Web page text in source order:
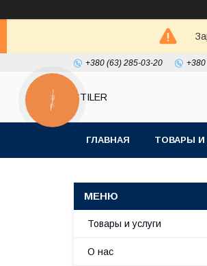
+380 (63) 285-03-20
STILER
ГЛАВНАЯ ТОВАРЫ И
Товары и услуги
О нас
КНОПКА
ЗВ'ЯЗКУ